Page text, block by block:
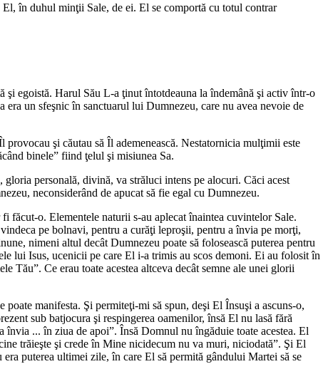
în duhul minţii Sale, de ei. El se comportă cu totul contrar
şi egoistă. Harul Său L-a ţinut întotdeauna la îndemână şi activ într-o
un sfeşnic în sanctuarul lui Dumnezeu, care nu avea nevoie de
şi căutau să Îl ademenească. Nestatornicia mulţimii este
binele” fiind ţelul şi misiunea Sa.
personală, divină, va străluci intens pe alocuri. Căci acest
neconsiderând de apucat să fie egal cu Dumnezeu.
o. Elementele naturii s-au aplecat înaintea cuvintelor Sale.
pe bolnavi, pentru a curăţi leproşii, pentru a învia pe morţi,
nimeni altul decât Dumnezeu poate să folosească puterea pentru
lui Isus, ucenicii pe care El i-a trimis au scos demoni. Ei au folosit în
Tău”. Ce erau toate acestea altceva decât semne ale unei glorii
poate manifesta. Şi permiteţi-mi să spun, deşi El Însuşi a ascuns-o,
sub batjocura şi respingerea oamenilor, însă El nu lasă fără
învia ... în ziua de apoi”. Însă Domnul nu îngăduie toate acestea. El
trăieşte şi crede în Mine nicidecum nu va muri, niciodată”. Şi El
puterea ultimei zile, în care El să permită gândului Martei să se